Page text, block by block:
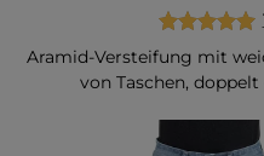
Aramid-Versteifung mit
von Taschen,